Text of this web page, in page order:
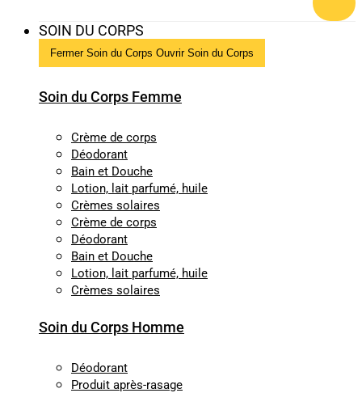
SOIN DU CORPS
Fermer Soin du Corps Ouvrir Soin du Corps
Soin du Corps Femme
Crème de corps
Déodorant
Bain et Douche
Lotion, lait parfumé, huile
Crèmes solaires
Crème de corps
Déodorant
Bain et Douche
Lotion, lait parfumé, huile
Crèmes solaires
Soin du Corps Homme
Déodorant
Produit après-rasage